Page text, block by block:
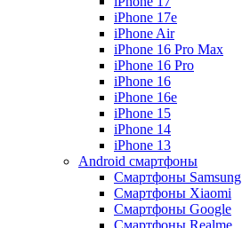
iPhone 17e
iPhone Air
iPhone 16 Pro Max
iPhone 16 Pro
iPhone 16
iPhone 16e
iPhone 15
iPhone 14
iPhone 13
Android cмартфоны
Смартфоны Samsung
Смартфоны Xiaomi
Смартфоны Google
Смартфоны Realme